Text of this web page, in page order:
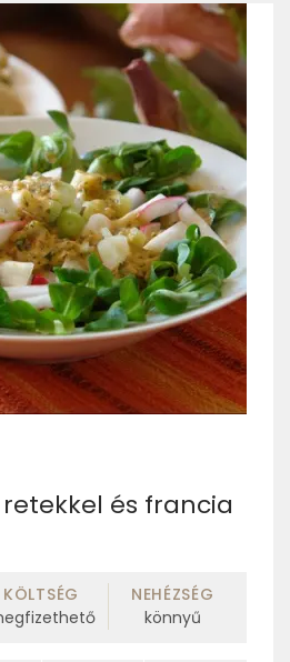
és francia
KÖLTSÉG
NEHÉZSÉG
könnyű